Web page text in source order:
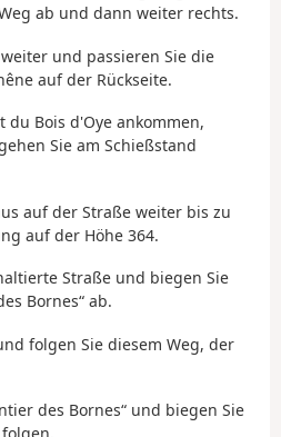
ab und dann weiter rechts.
und passieren Sie die
auf der Rückseite.
du Bois d'Oye ankommen,
Sie am Schießstand
auf der Straße weiter bis zu
auf der Höhe 364.
Straße und biegen Sie
Bornes“ ab.
folgen Sie diesem Weg, der
des Bornes“ und biegen Sie